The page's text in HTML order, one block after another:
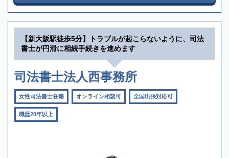
【新大阪駅徒歩5分】トラブルが起こらないように、司法
書士が円滑に相続手続きを進めます
司法書士法人西事務所
女性司法書士在籍 オンライン相談可 全国出張対応可
職歴20年以上